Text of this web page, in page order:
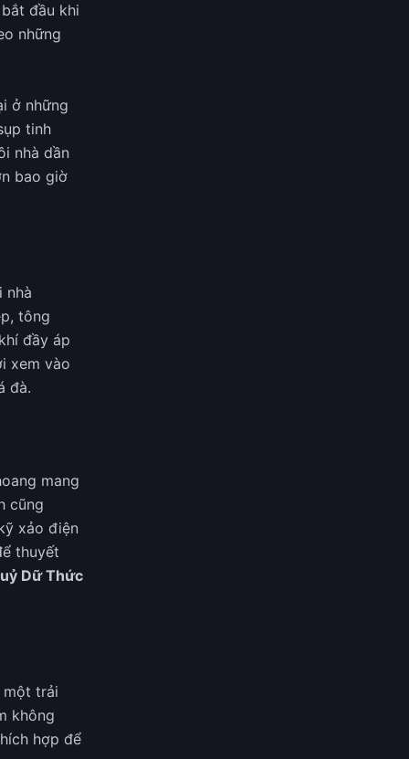
đầu khi
những
ở những
tinh
nhà dần
bao giờ
nhà
tông
đầy áp
xem vào
đà.
mang
cũng
xảo điện
thuyết
Dữ Thức
một trải
không
hợp để